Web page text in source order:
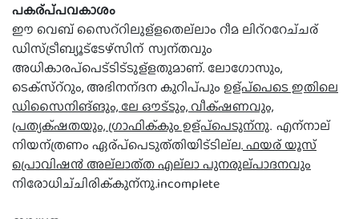
പകര്പ്പവകാശം
ഈ വെബ് സൈറ്റിലുള്ളതെല്ലാം റീമ ലിറ്ററേച്ചര്
ഡിസ്ട്രീബ്യൂട്ടേഴ്സിന് സ്വന്തവും
അധികാരപ്പെട്ടിട്ടുള്ളതുമാണ്. ലോഗോസും,
ടെക്സ്റ്റും, അഭിനന്ദന കുറിപ്പും ഉള്പ്പെടെ ഇതിലെ
ഡിസൈനിങ്ങും, ലേ ഔട്ടും, വീക്ഷണവും,
പ്രത്യക്ഷതയും, ഗ്രാഫിക്കും ഉള്പ്പെടുന്നു. എന്നാല്
നിയന്ത്രണം ഏര്പ്പെടുത്തിയിട്ടില്ല.ഫയര് യൂസ്
പ്രൊവിഷ൯ അല്ലാത്ത എല്ലാ പുനരുല്പാദനവും
നിരോധിച്ചിരിക്കുന്നു.incomplete